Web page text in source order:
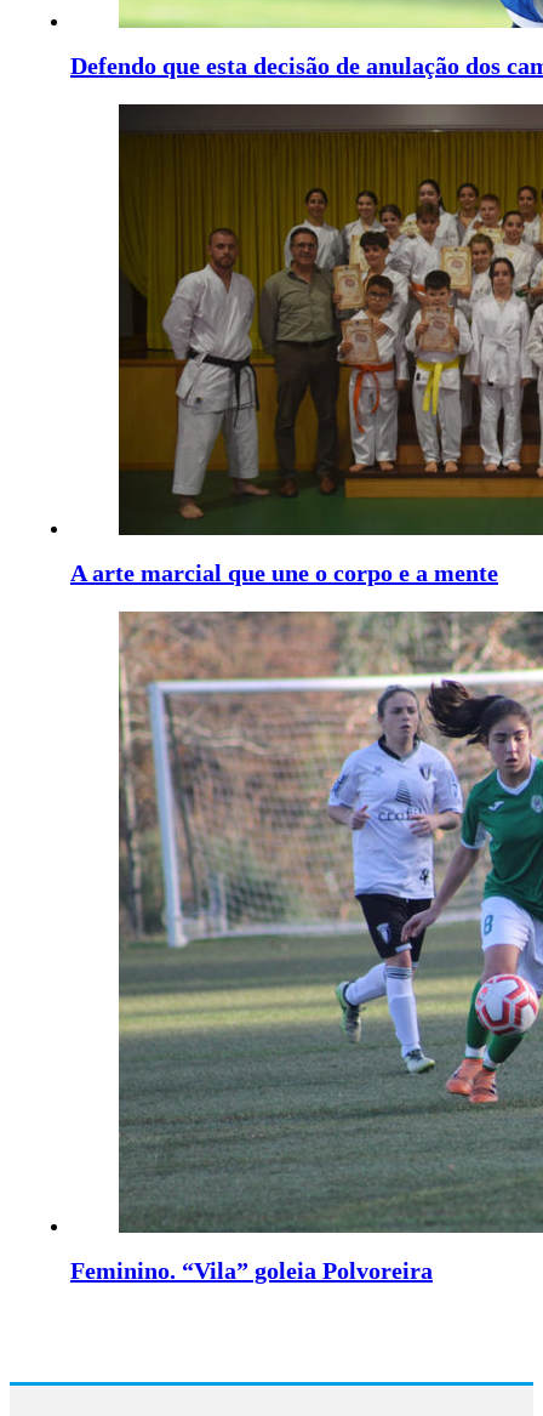
Defendo que esta decisão de anulação dos
A arte marcial que une o corpo e a mente
Feminino. “Vila” goleia Polvoreira